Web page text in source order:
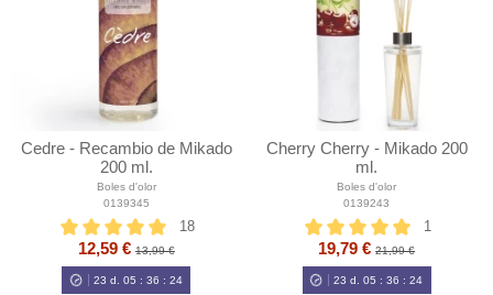
Cedre - Recambio de Mikado
200 ml.
Boles d'olor
0139345
18
12,59 €13,99 €
23 d. 05 : 36 : 23
Cherry Cherry - Mikado 200
ml.
Boles d'olor
0139243
1
19,79 €21,99 €
23 d. 05 : 36 : 23